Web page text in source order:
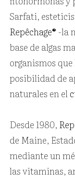
Sarfati,
Repêchage® -la
base de algas
organismos
posibilidad de
naturales en el
Desde 1980,
de Maine,
mediante un
las vitaminas,